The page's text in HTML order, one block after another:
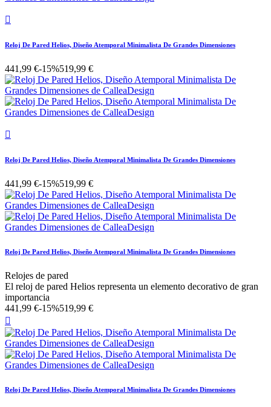

Reloj De Pared Helios, Diseño Atemporal Minimalista De Grandes Dimensiones
441,99 €-15%519,99 €

Reloj De Pared Helios, Diseño Atemporal Minimalista De Grandes Dimensiones
441,99 €-15%519,99 €
Reloj De Pared Helios, Diseño Atemporal Minimalista De Grandes Dimensiones
Relojes de pared
El reloj de pared Helios representa un elemento decorativo de gran
importancia
441,99 €-15%519,99 €

Reloj De Pared Helios, Diseño Atemporal Minimalista De Grandes Dimensiones